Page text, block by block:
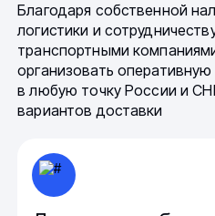
Благодаря собственной
логистики и
транспортными
организовать оперативную
в любую точку России и
вариантов доставки